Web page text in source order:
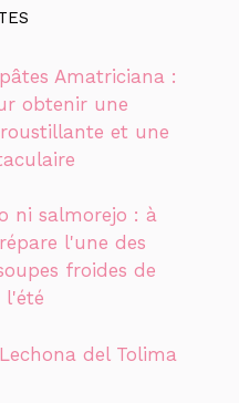
Amatriciana :
obtenir une
et une
ni salmorejo : à
l'une des
froides de
l'été
del Tolima